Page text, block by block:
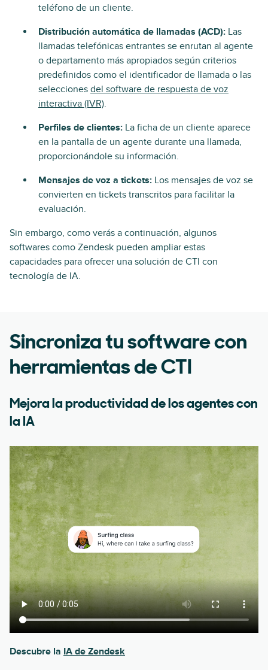
teléfono de un cliente.
Distribución automática de llamadas (ACD): Las
llamadas telefónicas entrantes se enrutan al agente
o departamento más apropiados según criterios
predefinidos como el identificador de llamada o las
selecciones del software de respuesta de voz
interactiva (IVR).
Perfiles de clientes: La ficha de un cliente aparece
en la pantalla de un agente durante una llamada,
proporcionándole su información.
Mensajes de voz a tickets: Los mensajes de voz se
convierten en tickets transcritos para facilitar la
evaluación.
Sin embargo, como verás a continuación, algunos
softwares como Zendesk pueden ampliar estas
capacidades para ofrecer una solución de CTI con
tecnología de IA.
Sincroniza tu software con
herramientas de CTI
Mejora la productividad de los agentes con
la IA
Descubre la IA de Zendesk